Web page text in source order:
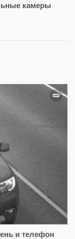
камеры
и телефон